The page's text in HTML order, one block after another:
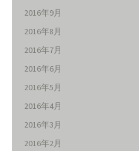
2016年9月
2016年8月
2016年7月
2016年6月
2016年5月
2016年4月
2016年3月
2016年2月